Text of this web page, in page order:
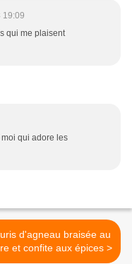
19:09
qui me plaisent
qui adore les
d'agneau braisée au
cidre et confite aux épices >